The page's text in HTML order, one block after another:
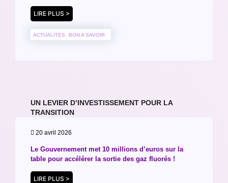
LIRE PLUS >
ACTUALITES BON A SAVOIR
UN LEVIER D’INVESTISSEMENT POUR LA
TRANSITION
20 avril 2026
Le Gouvernement met 10 millions d’euros sur la
table pour accélérer la sortie des gaz fluorés !
LIRE PLUS >